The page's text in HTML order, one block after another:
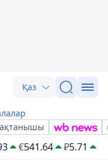
Қаз
€541.64 ₽5.71